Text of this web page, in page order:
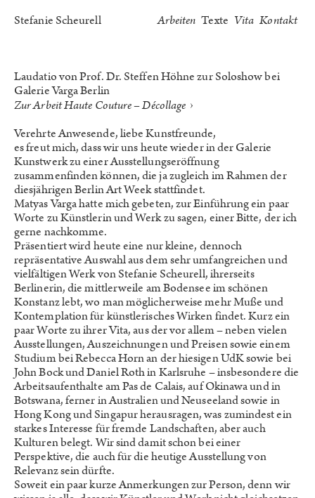
Stefanie Scheurell Arbeiten Texte Vita Kontakt
Laudatio von Prof. Dr. Steffen Höhne zur Soloshow bei
Galerie Varga Berlin
Zur Arbeit Haute Couture – Décollage ›
Verehrte Anwesende, liebe Kunstfreunde,
es freut mich, dass wir uns heute wieder in der Galerie
Kunstwerk zu einer Ausstellungseröffnung
zusammenfinden können, die ja zugleich im Rahmen der
diesjährigen Berlin Art Week stattfindet.
Matyas Varga hatte mich gebeten, zur Einführung ein paar
Worte zu Künstlerin und Werk zu sagen, einer Bitte, der ich
gerne nachkomme.
Präsentiert wird heute eine nur kleine, dennoch
repräsentative Auswahl aus dem sehr umfangreichen und
vielfältigen Werk von Stefanie Scheurell, ihrerseits
Berlinerin, die mittlerweile am Bodensee im schönen
Konstanz lebt, wo man möglicherweise mehr Muße und
Kontemplation für künstlerisches Wirken findet. Kurz ein
paar Worte zu ihrer Vita, aus der vor allem – neben vielen
Ausstellungen, Auszeichnungen und Preisen sowie einem
Studium bei Rebecca Horn an der hiesigen UdK sowie bei
John Bock und Daniel Roth in Karlsruhe – insbesondere die
Arbeitsaufenthalte am Pas de Calais, auf Okinawa und in
Botswana, ferner in Australien und Neuseeland sowie in
Hong Kong und Singapur herausragen, was zumindest ein
starkes Interesse für fremde Landschaften, aber auch
Kulturen belegt. Wir sind damit schon bei einer
Perspektive, die auch für die heutige Ausstellung von
Relevanz sein dürfte.
Soweit ein paar kurze Anmerkungen zur Person, denn wir